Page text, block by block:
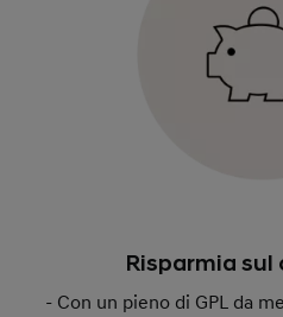
Risparmia
- Con un pieno di GPL da